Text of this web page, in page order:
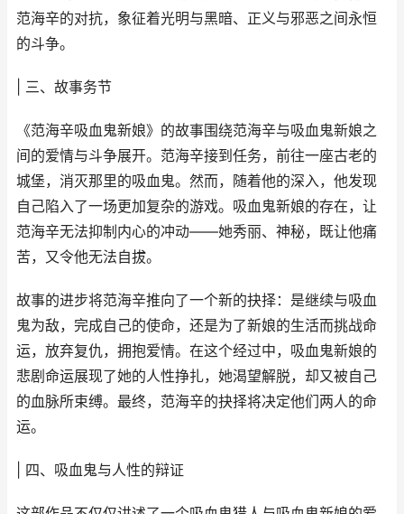
范海辛的对抗，象征着光明与黑暗、正义与邪恶之间永恒
的斗争。
| 三、故事务节
《范海辛吸血鬼新娘》的故事围绕范海辛与吸血鬼新娘之
间的爱情与斗争展开。范海辛接到任务，前往一座古老的
城堡，消灭那里的吸血鬼。然而，随着他的深入，他发现
自己陷入了一场更加复杂的游戏。吸血鬼新娘的存在，让
范海辛无法抑制内心的冲动——她秀丽、神秘，既让他痛
苦，又令他无法自拔。
故事的进步将范海辛推向了一个新的抉择：是继续与吸血
鬼为敌，完成自己的使命，还是为了新娘的生活而挑战命
运，放弃复仇，拥抱爱情。在这个经过中，吸血鬼新娘的
悲剧命运展现了她的人性挣扎，她渴望解脱，却又被自己
的血脉所束缚。最终，范海辛的抉择将决定他们两人的命
运。
| 四、吸血鬼与人性的辩证